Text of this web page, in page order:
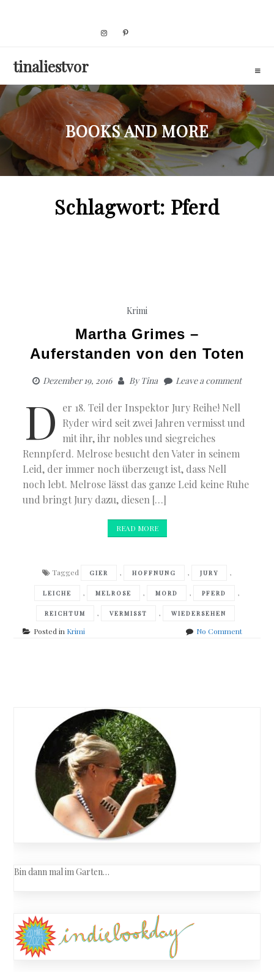
tinaliestvor
BOOKS AND MORE
Schlagwort: Pferd
Krimi
Martha Grimes –
Auferstanden von den Toten
Dezember 19, 2016 ByTina Leave a comment
D
er 18. Teil der Inspektor Jury Reihe! Nell
Ryder wird seit zwei Jahren vermisst und
mit ihr, ihr nobles und siegreiches
Rennpferd. Melrose besucht den Vater in seinem
Leid, der immer noch überzeugt ist, dass Nell
noch lebt. Melrose lässt das ganze Leid keine Ruhe
und bringt Jury dazu, diesen […]
READ MORE
Tagged GIER , HOFFNUNG , JURY ,
LEICHE , MELROSE , MORD , PFERD ,
REICHTUM , VERMISST , WIEDERSEHEN
Posted in Krimi No Commenton
navigation
Bin dann mal im Garten…